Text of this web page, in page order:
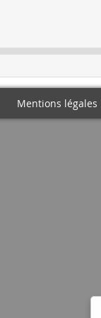
Mentions légales